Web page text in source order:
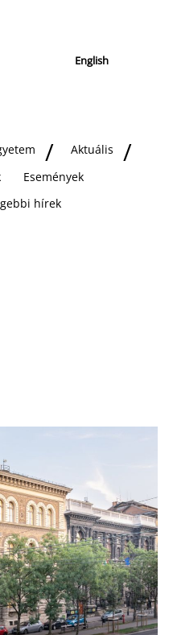
English
Aktuális
Események
hírek